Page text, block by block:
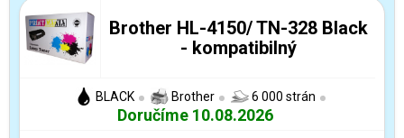
Brother HL-4150/ TN-328 Black
- kompatibilný
BLACK Brother 6 000 strán
Doručíme 10.08.2026